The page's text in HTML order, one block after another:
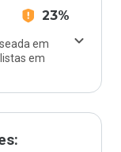
23%
em
em